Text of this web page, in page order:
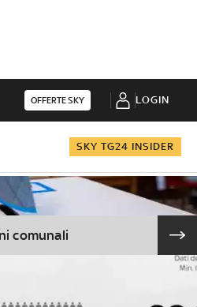
OFFERTE SKY LOGIN
SKY TG24 INSIDER
comunali